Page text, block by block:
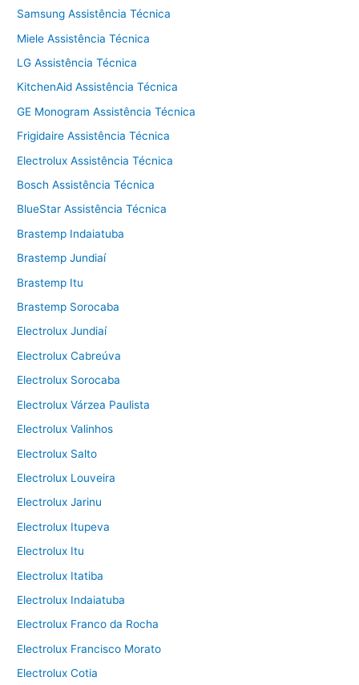
Samsung Assistência Técnica
Miele Assistência Técnica
LG Assistência Técnica
KitchenAid Assistência Técnica
GE Monogram Assistência Técnica
Frigidaire Assistência Técnica
Electrolux Assistência Técnica
Bosch Assistência Técnica
BlueStar Assistência Técnica
Brastemp Indaiatuba
Brastemp Jundiaí
Brastemp Itu
Brastemp Sorocaba
Electrolux Jundiaí
Electrolux Cabreúva
Electrolux Sorocaba
Electrolux Várzea Paulista
Electrolux Valinhos
Electrolux Salto
Electrolux Louveira
Electrolux Jarinu
Electrolux Itupeva
Electrolux Itu
Electrolux Itatiba
Electrolux Indaiatuba
Electrolux Franco da Rocha
Electrolux Francisco Morato
Electrolux Cotia